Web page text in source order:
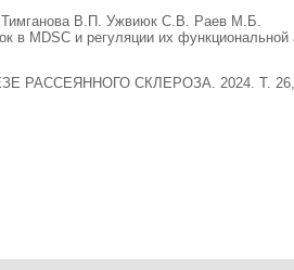
В.П. Ужвиюк С.В. Раев М.Б.
в MDSC и регуляции их
РАССЕЯННОГО СКЛЕРОЗА. 2024. Т. 26,